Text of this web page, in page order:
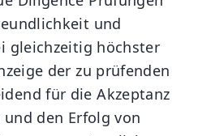
und
gleichzeitig höchster
der zu prüfenden
für die Akzeptanz
den Erfolg von